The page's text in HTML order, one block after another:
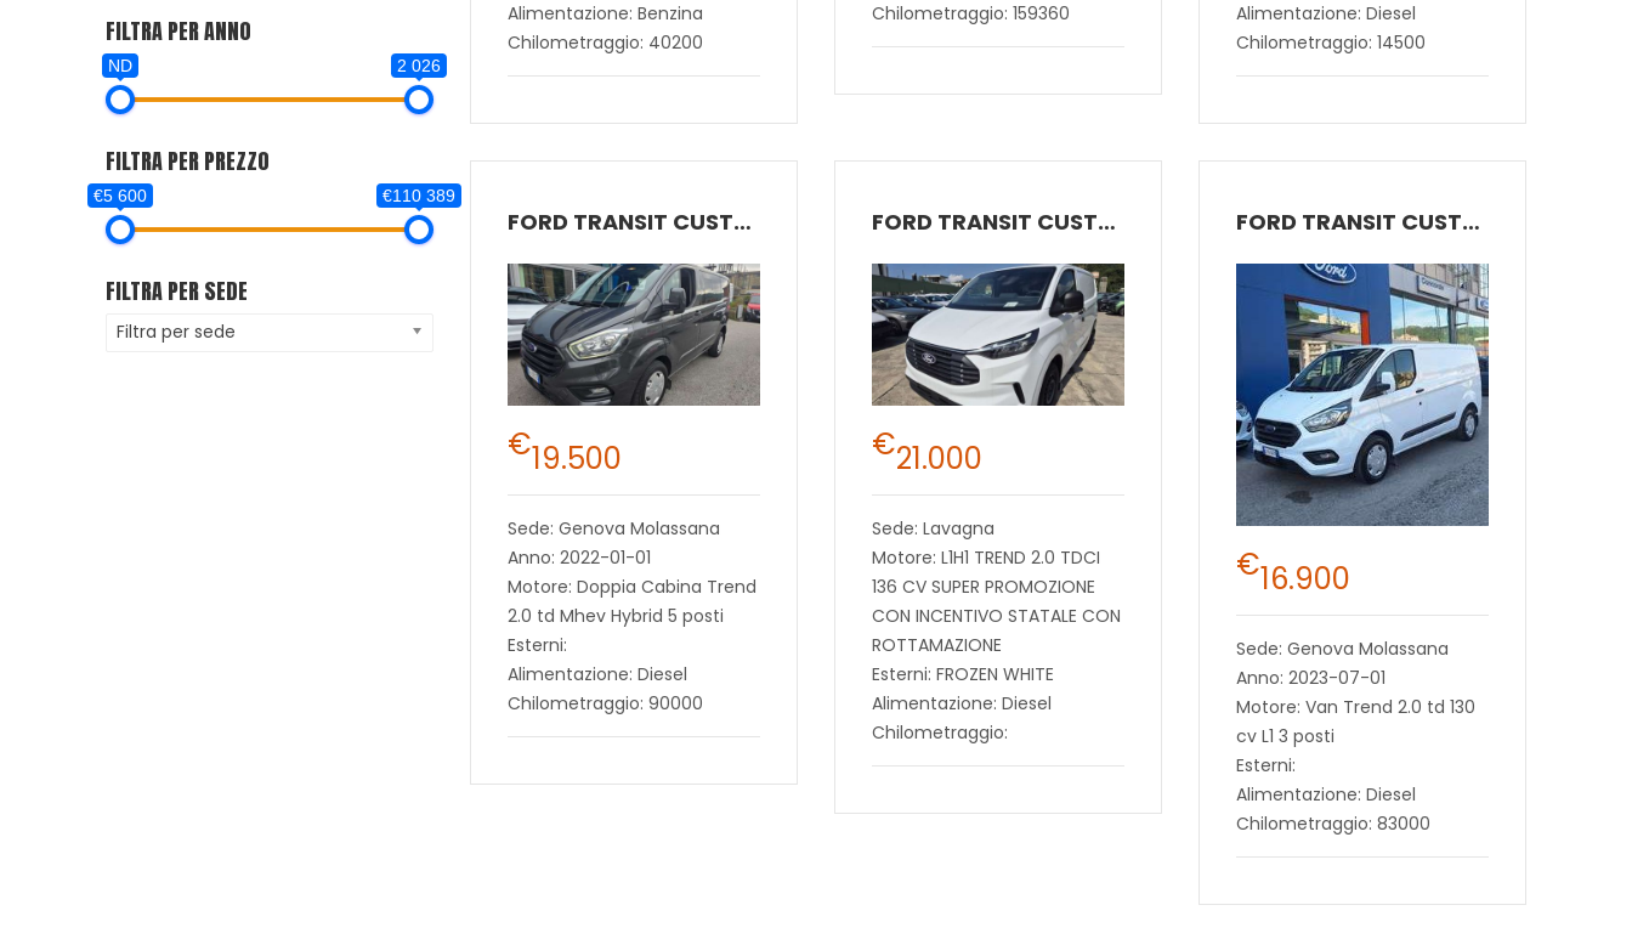
FILTRA PER ANNO
ND 2 026
FILTRA PER PREZZO
€5 600 €110 389
FILTRA PER SEDE
Filtra per sede
Alimentazione: Benzina
Chilometraggio: 40200
Chilometraggio: 159360
Alimentazione: Diesel
Chilometraggio: 14500
FORD TRANSIT CUSTOM
€19.500
Sede: Genova Molassana
Anno: 2022-01-01
Motore: Doppia Cabina Trend
2.0 td Mhev Hybrid 5 posti
Esterni:
Alimentazione: Diesel
Chilometraggio: 90000
FORD TRANSIT CUSTOM
€21.000
Sede: Lavagna
Motore: L1H1 TREND 2.0 TDCI
136 CV SUPER PROMOZIONE
CON INCENTIVO STATALE CON
ROTTAMAZIONE
Esterni: FROZEN WHITE
Alimentazione: Diesel
Chilometraggio:
FORD TRANSIT CUSTOM
€16.900
Sede: Genova Molassana
Anno: 2023-07-01
Motore: Van Trend 2.0 td 130
cv L1 3 posti
Esterni:
Alimentazione: Diesel
Chilometraggio: 83000